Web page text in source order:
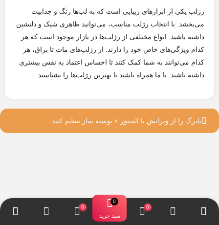
رژ‌لب یکی از ابزارهای زیبایی است که به لب‌ها رنگ و جذابیت
می‌بخشد. با انتخاب رژ‌لب مناسب، می‌توانید ظاهری شیک و دلنشین
داشته باشید. انواع مختلفی از رژ‌لب‌ها در بازار موجود است که هر
کدام ویژگی‌های خاص خود را دارند. از رژ‌لب‌های مات تا براق، هر
کدام می‌توانند به شما کمک کنند تا احساس اعتماد به نفس بیشتری
داشته باشید. با ما همراه باشید تا بهترین رژ‌لب‌ها را بشناسید.
پابرگ را از ویرایش با المنتور > پوسته ساز تنظیم کنید
سبد خرید